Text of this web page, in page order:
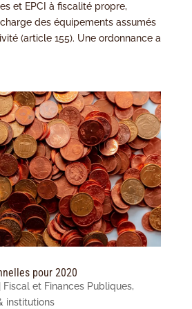
et EPCI à fiscalité propre,
des équipements assumés
(article 155). Une ordonnance a
pour 2020
Fiscal et Finances Publiques,
institutions